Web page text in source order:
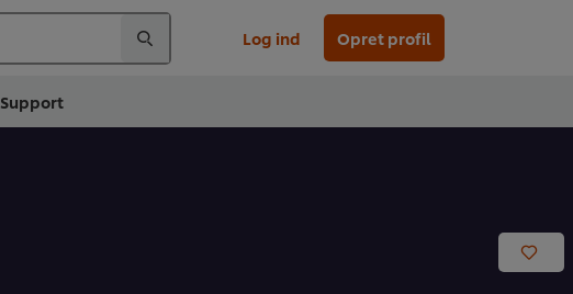
Log ind Opret profil
Support